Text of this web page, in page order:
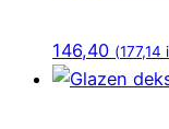
146,40 (177,14